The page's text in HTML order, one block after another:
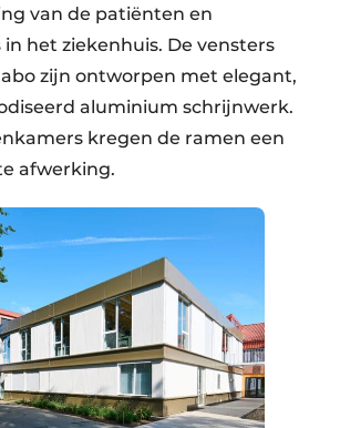
van de patiënten en
het ziekenhuis. De vensters
zijn ontworpen met elegant,
aluminium schrijnwerk.
kregen de ramen een
afwerking.